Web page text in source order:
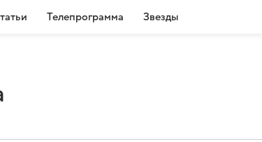
Телепрограмма Звезды